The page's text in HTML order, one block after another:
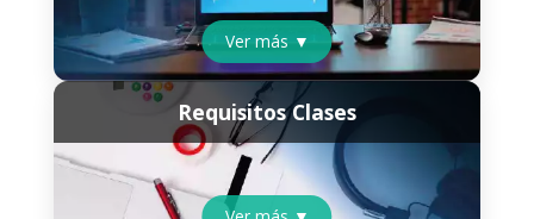
Ver más ▼
Requisitos Clases